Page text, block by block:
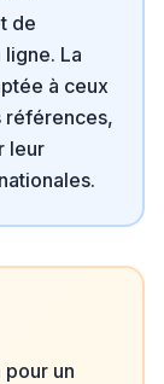
de
La
à ceux
références,
leur
un